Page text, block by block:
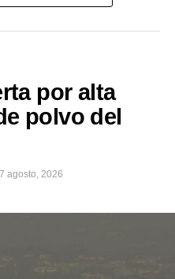
Vicemandatario
por alta
polvo del
7 agosto, 2026